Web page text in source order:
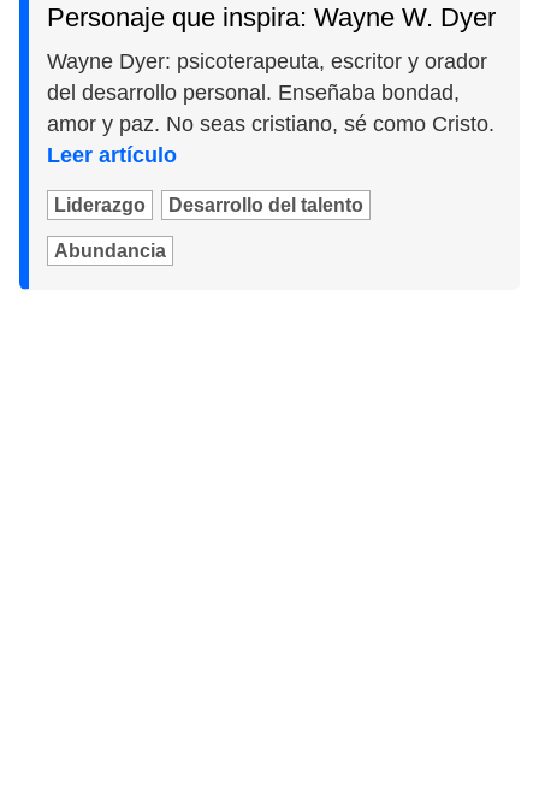
Personaje que inspira: Wayne W. Dyer
Wayne Dyer: psicoterapeuta, escritor y orador
del desarrollo personal. Enseñaba bondad,
amor y paz. No seas cristiano, sé como Cristo.
Leer artículo
Liderazgo Desarrollo del talento
Abundancia